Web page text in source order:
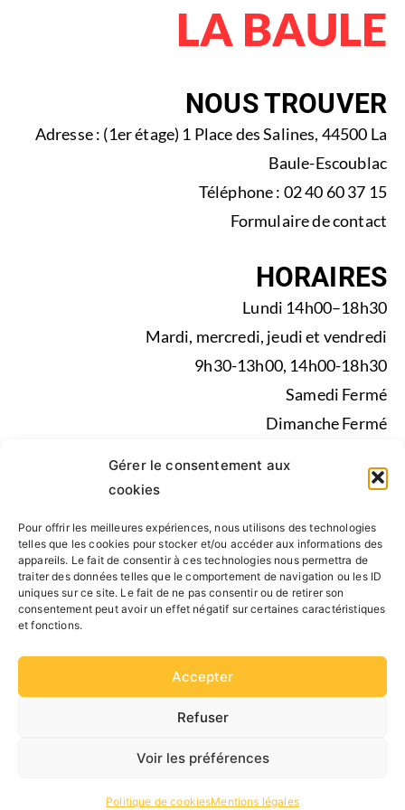
Gérer le consentement aux
cookies
Pour offrir les meilleures expériences, nous utilisons des technologies
telles que les cookies pour stocker et/ou accéder aux informations des
appareils. Le fait de consentir à ces technologies nous permettra de
traiter des données telles que le comportement de navigation ou les ID
uniques sur ce site. Le fait de ne pas consentir ou de retirer son
consentement peut avoir un effet négatif sur certaines caractéristiques
et fonctions.
Accepter
Refuser
Voir les préférences
Politique de cookiesMentions légales
LA BAULE
NOUS TROUVER
Adresse : (1er étage) 1 Place des Salines, 44500 La
Baule-Escoublac
Téléphone : 02 40 60 37 15
Formulaire de contact
HORAIRES
Lundi 14h00–18h30
Mardi, mercredi, jeudi et vendredi
9h30-13h00, 14h00-18h30
Samedi Fermé
Dimanche Fermé
9h30-13h00, 14h00-17h30
Mentions légales|Politique de confidentialité|
Conseil d’administration, Statuts, Rapport d’activité
SUIVEZ NOUS
Orocom